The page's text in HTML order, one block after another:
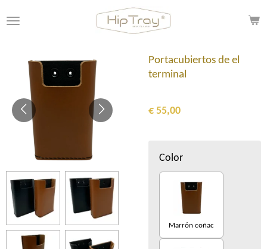
direct
hoofdinhoud
Portacubiertos de el
terminal
€ 55,00
Color
Marrón coñac